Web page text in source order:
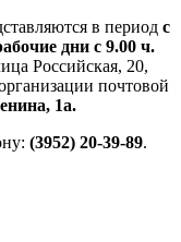
в период с
дни с 9.00 ч.
Российская, 20,
почтовой
1а.
(3952) 20-39-89.